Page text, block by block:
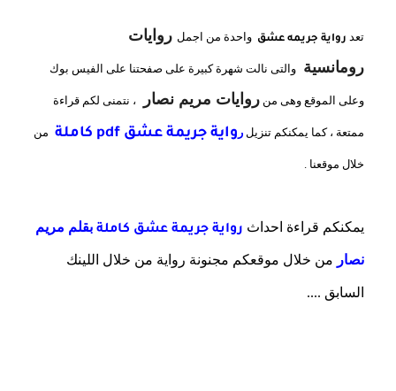
تعد رواية جريمه عشق واحدة من اجمل روايات
رومانسية والتى نالت شهرة كبيرة على صفحتنا على الفيس بوك
وعلى الموقع وهى من روايات مريم نصار ، نتمنى لكم قراءة
ممتعة ، كما يمكنكم تنزيل ر واية جريمة عشق pdf كاملة من
خلال موقعنا .
يمكنكم قراءة احداث رواية جريمة عشق كاملة بقلم مريم
نصار من خلال موقعكم مجنونة رواية من خلال اللينك
السابق ....